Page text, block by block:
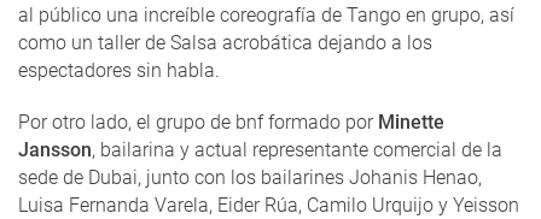
al público una increíble coreografía de Tango en grupo, así
como un taller de Salsa acrobática dejando a los
espectadores sin habla.
Por otro lado, el grupo de bnf formado por Minette
Jansson, bailarina y actual representante comercial de la
sede de Dubai, junto con los bailarines Johanis Henao,
Luisa Fernanda Varela, Eider Rúa, Camilo Urquijo y Yeisson